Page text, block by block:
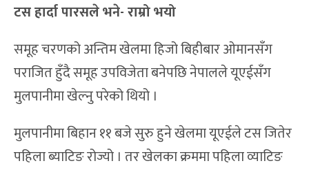
टस हार्दा पारसले भने- राम्रो भयो
समूह चरणको अन्तिम खेलमा हिजो बिहीबार ओमानसँग
पराजित हुँदै समूह उपविजेता बनेपछि नेपालले यूएईसँग
मुलपानीमा खेल्नु परेको थियो ।
मुलपानीमा बिहान ११ बजे सुरु हुने खेलमा यूएईले टस जितेर
पहिला ब्याटिङ रोज्यो । तर खेलका क्रममा पहिला व्याटिङ